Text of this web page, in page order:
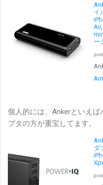
イ
ー
個人的には、Ankerといえ
プタの方が重宝してます。
ダ